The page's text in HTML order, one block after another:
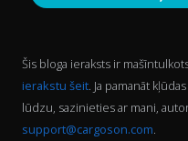
Šis bloga ieraksts ir
ierakstu šeit. Ja pamanāt
lūdzu, sazinieties ar mani,
support@cargoson.com.